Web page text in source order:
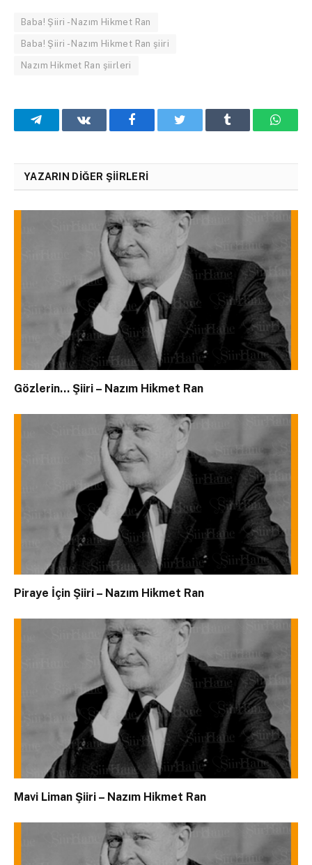
Baba! Şiiri - Nazım Hikmet Ran
Baba! Şiiri - Nazım Hikmet Ran şiiri
Nazım Hikmet Ran şiirleri
TelegramVKontakteFacebookTwitter
YAZARIN DIĞER ŞIIRLERI
Gözlerin… Şiiri – Nazım Hikmet Ran
Piraye İçin Şiiri – Nazım Hikmet Ran
Mavi Liman Şiiri – Nazım Hikmet Ran